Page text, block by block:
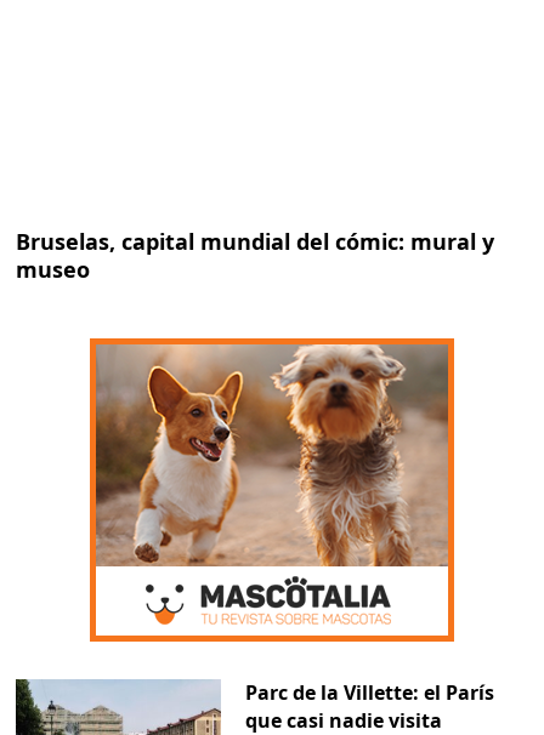
Bruselas, capital mundial del cómic: mural y
museo
Parc de la Villette: el París
que casi nadie visita